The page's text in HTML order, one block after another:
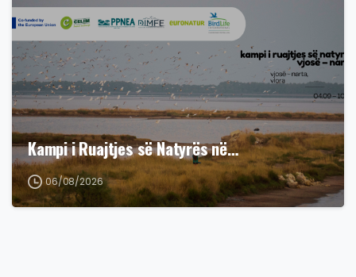
Kampi i Ruajtjes së Natyrës në…
06/08/2026